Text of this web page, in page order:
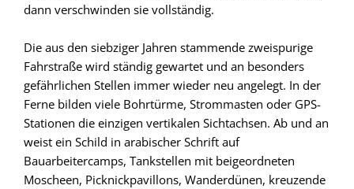
dann verschwinden sie vollständig.
Die aus den siebziger Jahren stammende zweispurige
Fahrstraße wird ständig gewartet und an besonders
gefährlichen Stellen immer wieder neu angelegt. In der
Ferne bilden viele Bohrtürme, Strommasten oder GPS-
Stationen die einzigen vertikalen Sichtachsen. Ab und an
weist ein Schild in arabischer Schrift auf
Bauarbeitercamps, Tankstellen mit beigeordneten
Moscheen, Picknickpavillons, Wanderdünen, kreuzende